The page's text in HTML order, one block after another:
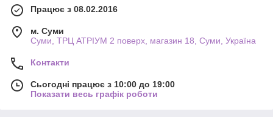
Працює з 08.02.2016
м. Суми
Суми, ТРЦ АТРІУМ 2 поверх, магазин 18, Суми, Україна
Контакти
Сьогодні працює з 10:00 до 19:00
Показати весь графік роботи